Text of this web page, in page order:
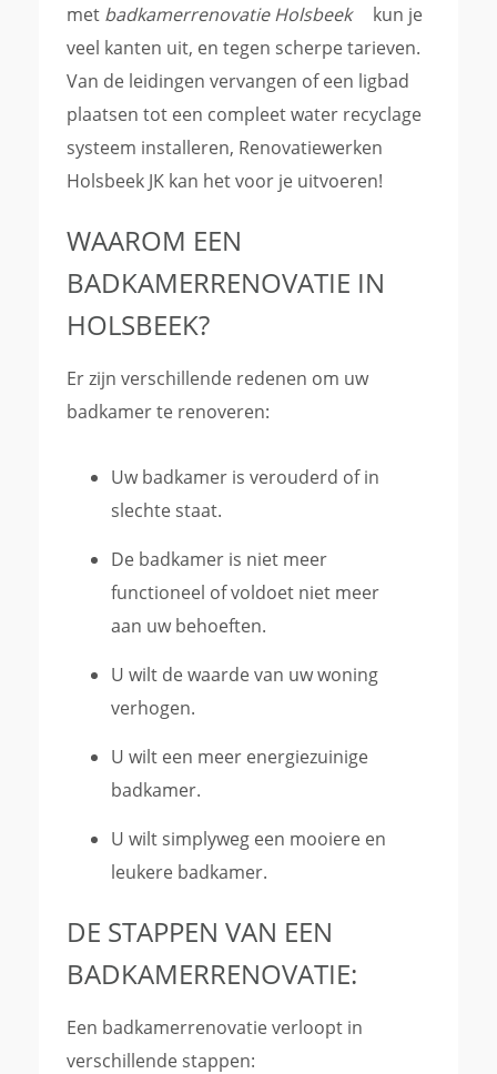
met badkamerrenovatie Holsbeek
kun je
veel kanten uit, en tegen scherpe tarieven.
Van de leidingen vervangen of een ligbad
plaatsen tot een compleet water recyclage
systeem installeren, Renovatiewerken
Holsbeek JK kan het voor je uitvoeren!
WAAROM EEN
BADKAMERRENOVATIE IN
HOLSBEEK?
Er zijn verschillende redenen om uw
badkamer te renoveren:
Uw badkamer is verouderd of in
slechte staat.
De badkamer is niet meer
functioneel of voldoet niet meer
aan uw behoeften.
U wilt de waarde van uw woning
verhogen.
U wilt een meer energiezuinige
badkamer.
U wilt simplyweg een mooiere en
leukere badkamer.
DE STAPPEN VAN EEN
BADKAMERRENOVATIE:
Een badkamerrenovatie verloopt in
verschillende stappen: